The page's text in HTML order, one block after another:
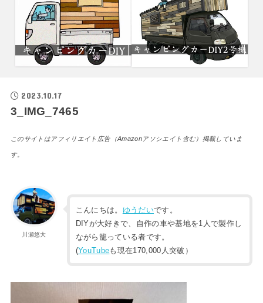
2023.10.17
3_IMG_7465
このサイトはアフィリエイト広告（Amazonアソシエイト含む）掲載していま
す。
川瀬悠大
こんにちは。 ゆうだいです。
DIYが大好きで、自作の車や基地を1人で製作し
ながら籠っている者です。
(YouTubeも現在170,000人突破）